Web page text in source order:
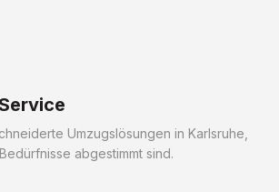
Umzugslösungen in Karlsruhe,
abgestimmt sind.